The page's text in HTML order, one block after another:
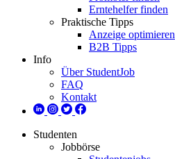
Erntehelfer finden
Praktische Tipps
Anzeige optimieren
B2B Tipps
Info
Über StudentJob
FAQ
Kontakt
Studenten
Jobbörse